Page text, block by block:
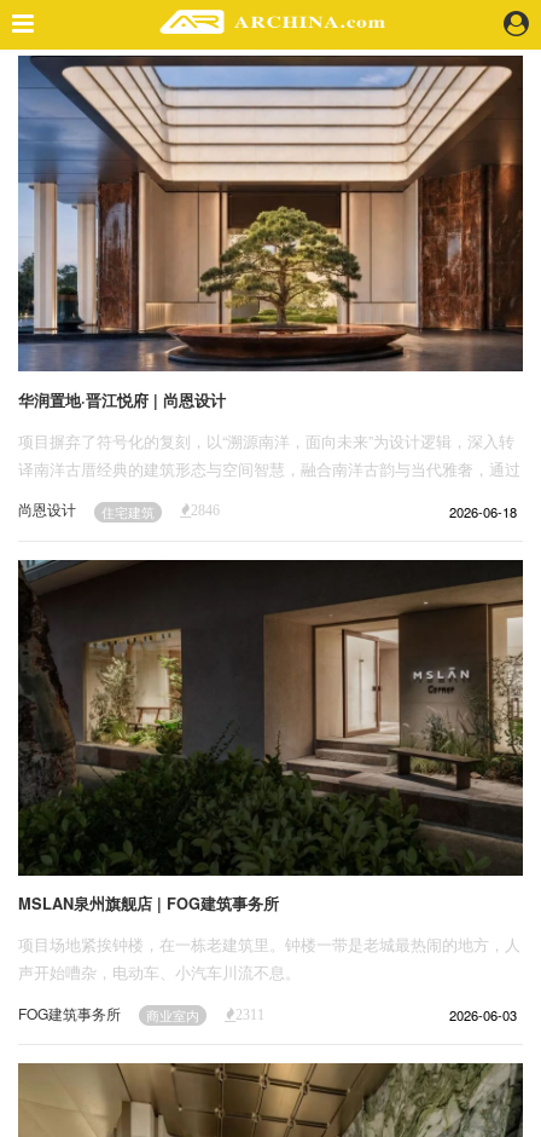
精选案例
建 筑
景 观
室 内
视 频
头条资讯
业 界
机 构
人 物
地 产
快速搜索
关于投稿
广告投放
关于我们
联系我们
华润置地·晋江悦府 | 尚恩设计
项目摒弃了符号化的复刻，以“溯源南洋，面向未来”为设计逻辑，深入转
译南洋古厝经典的建筑形态与空间智慧，融合南洋古韵与当代雅奢，通过
尚恩设计 住宅建筑 2846 2026-06-18
MSLAN泉州旗舰店 | FOG建筑事务所
项目场地紧挨钟楼，在一栋老建筑里。钟楼一带是老城最热闹的地方，人
声开始嘈杂，电动车、小汽车川流不息。
FOG建筑事务所 商业室内 2311 2026-06-03